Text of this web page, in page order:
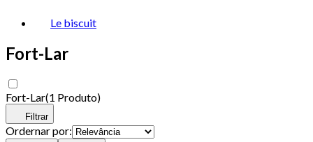
Le biscuit
Fort-Lar
Fort-Lar(1 Produto)
Filtrar
Ordernar por: